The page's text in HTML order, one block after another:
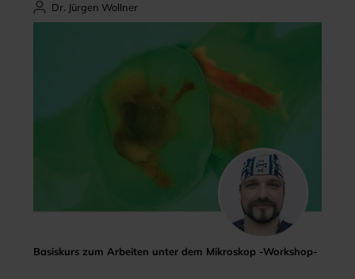
Dr. Jürgen Wollner
Basiskurs zum Arbeiten unter dem Mikroskop -Workshop-